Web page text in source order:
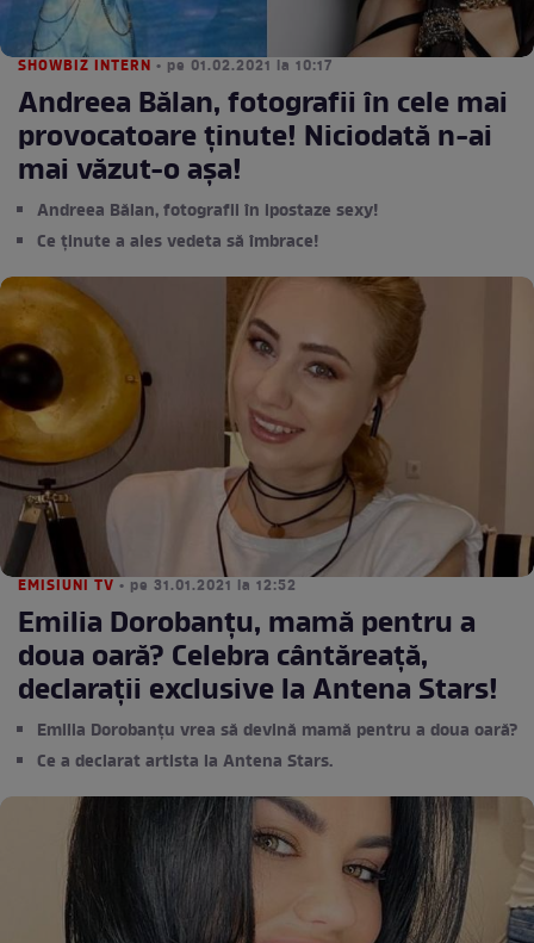
SHOWBIZ INTERN • pe 01.02.2021 la 10:17
Andreea Bălan, fotografii în cele mai
provocatoare ținute! Niciodată n-ai
mai văzut-o așa!
Andreea Bălan, fotografii în ipostaze sexy!
Ce ținute a ales vedeta să îmbrace!
EMISIUNI TV • pe 31.01.2021 la 12:52
Emilia Dorobanțu, mamă pentru a
doua oară? Celebra cântăreață,
declarații exclusive la Antena Stars!
Emilia Dorobanțu vrea să devină mamă pentru a doua oară?
Ce a declarat artista la Antena Stars.